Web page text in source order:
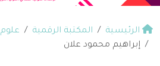
الرئيسية المكتبة الرقمية
علوم
إبراهيم محمود علان